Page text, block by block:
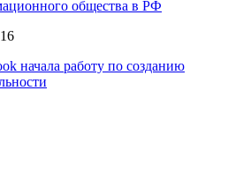
общества в РФ
начала работу по созданию